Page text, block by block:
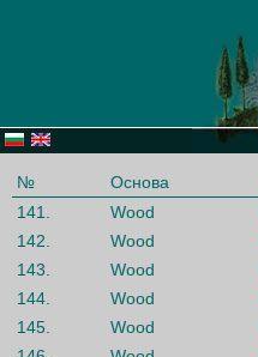
№ Основа
141.
Wood
142.
Wood
143.
Wood
144.
Wood
145.
Wood